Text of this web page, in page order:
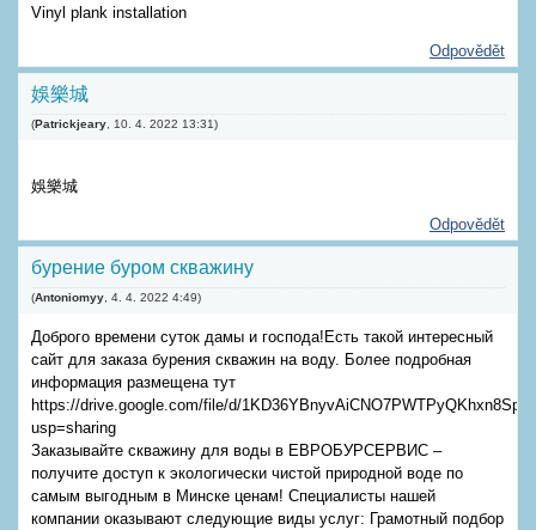
Vinyl plank installation
Odpovědět
娛樂城
(Patrickjeary 10. 4. 2022 13:31)
娛樂城
Odpovědět
бурение буром скважину
(Antoniomyy 4. 4. 2022 4:49)
Доброго времени суток дамы и господа!Есть такой интересный
сайт для заказа бурения скважин на воду. Более подробная
информация размещена тут
https://drive.google.com/file/d/
usp=sharing
Заказывайте скважину для воды в ЕВРОБУРСЕРВИС –
получите доступ к экологически чистой природной воде по
самым выгодным в Минске ценам! Специалисты нашей
компании оказывают следующие виды услуг: Грамотный подбор